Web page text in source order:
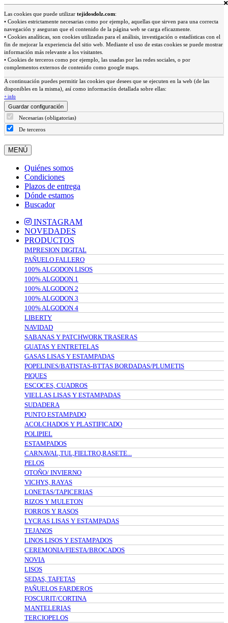
Las cookies que puede utilizar tejidosdolz.com:
• Cookies estrictamente necesarias como por ejemplo, aquellas que sirven para una correcta
navegación y aseguran que el contenido de la página web se carga eficazmente.
• Cookies analíticas, son cookies utilizadas para el análisis, investigación o estadísticas con el
fin de mejorar la experiencia del sitio web. Mediante el uso de estas cookies se puede mostrar
información más relevante a los visitantes.
• Cookies de terceros como por ejemplo, las usadas por las redes sociales, o por
complementos externos de contenido como google maps.
A continuación puedes permitir las cookies que desees que se ejecuten en la web (de las
disponibles en la misma), así como información detallada sobre ellas:
+ info
Guardar configuración
Necesarias (obligatorias)
De terceros
MENÚ
Quiénes somos
Condiciones
Plazos de entrega
Dónde estamos
Buscador
INSTAGRAM
NOVEDADES
PRODUCTOS
IMPRESION DIGITAL
PAÑUELO FALLERO
100% ALGODON LISOS
100% ALGODON 1
100% ALGODON 2
100% ALGODON 3
100% ALGODON 4
LIBERTY
NAVIDAD
SABANAS Y PATCHWORK TRASERAS
GUATAS Y ENTRETELAS
GASAS LISAS Y ESTAMPADAS
POPELINES/BATISTAS-BTTAS BORDADAS/PLUMETIS
PIQUES
ESCOCES, CUADROS
VIELLAS LISAS Y ESTAMPADAS
SUDADERA
PUNTO ESTAMPADO
ACOLCHADOS Y PLASTIFICADO
POLIPIEL
ESTAMPADOS
CARNAVAL,TUL,FIELTRO,RASETE...
PELOS
OTOÑO/ INVIERNO
VICHYS, RAYAS
LONETAS/TAPICERIAS
RIZOS Y MULETON
FORROS Y RASOS
LYCRAS LISAS Y ESTAMPADAS
TEJANOS
LINOS LISOS Y ESTAMPADOS
CEREMONIA/FIESTA/BROCADOS
NOVIA
LISOS
SEDAS, TAFETAS
PAÑUELOS FARDEROS
FOSCURIT/CORTINA
MANTELERIAS
TERCIOPELOS